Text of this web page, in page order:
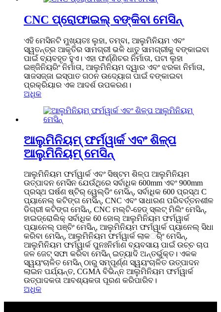
CNC ପ୍ରୋଫାଇଲ୍ ବଙ୍କିବା ମେସିନ୍
ଏହି ମେସିନଟି ମୁଖ୍ୟତଃ ଲୁହା, ତମ୍ବା, ଆଲୁମିନିୟମ ଏବଂ
ସ୍ୱତନ୍ତ୍ର ଆକୃତିର ସାମଗ୍ରୀ ଭଳି ଧାତୁ ସାମଗ୍ରୀକୁ ବଙ୍କାଇବା
ପାଇଁ ବ୍ୟବହୃତ ହୁଏ। ଏହା ଫର୍ଣ୍ଣିଚର ନିର୍ମାତା, ପଟା ଲୁହା
ଇଞ୍ଜିନିୟରିଂ ନିର୍ମାତା, ଆଲୁମିନିୟମ ଦ୍ୱାର ଏବଂ ଝରକା ନିର୍ମାତା,
ସାଜସଜ୍ଜା ଇସ୍ପାତ ଗଠନ ଉଦ୍ୟୋଗ ପାଇଁ ବଙ୍କାଇବା
ପ୍ରକ୍ରିୟାର ଏକ ଆଦର୍ଶ ଉପକରଣ।
ଅଧିକ
ଆଲୁମିନିୟମ୍ ଫର୍ମୱାର୍କ ଏବଂ ଶିଳ୍ପ
ଆଲୁମିନିୟମ୍ ମେସିନ୍
ଆଲୁମିନିୟମ ଫର୍ମୱାର୍କ ଏବଂ ସିଷ୍ଟମ ଶିଳ୍ପ ଆଲୁମିନିୟମ
ଉତ୍ପାଦନ ମେସିନ ଯେଉଁଥିରେ ସର୍ବାଧିକ 600mm ଏବଂ 900mm
ପ୍ରସ୍ଥ ଘର୍ଷଣ ଷ୍ଟିର୍ ୱେଲ୍ଡିଂ ମେସିନ୍, ସର୍ବାଧିକ 600 ପ୍ରସ୍ଥ C
ପ୍ୟାନେଲ୍ କଟିଙ୍ଗ ମେସିନ୍, CNC ଏବଂ ସାଧାରଣ ପରିବର୍ତ୍ତନଶୀଳ
ଡିଗ୍ରୀ କଟିଙ୍ଗ ମେସିନ୍, CNC ମଲ୍ଟି-ହେଡ୍ ସ୍ଲଟ୍ ମିଲିଂ ମେସିନ୍,
ହାଇଡ୍ରୋଲିକ୍ ସର୍ବାଧିକ 60 ହୋଲ୍ ଆଲୁମିନିୟମ ଫର୍ମୱାର୍କ
ପ୍ୟାନେଲ୍ ପଞ୍ଚିଂ ମେସିନ୍, ଆଲୁମିନିୟମ ଫର୍ମୱାର୍କ ପ୍ୟାନେଲ୍ ସିଧା
କରିବା ମେସିନ୍, ଆଲୁମିନିୟମ ଫର୍ମୱାର୍କ ଲାକର୍ିଂ ମେସିନ୍,
ଆଲୁମିନିୟମ ଫର୍ମୱାର୍କ ପୁନଃନିର୍ମାଣ ବ୍ୟବସାୟ ପାଇଁ ଉଚ୍ଚ ଚାପ
ଜଳ ଜେଟ୍ ସଫା କରିବା ମେସିନ୍ ଇତ୍ୟାଦି ଅନ୍ତର୍ଭୁକ୍ତ। ଏକକ
ସ୍ୱୟଂଚାଳିତ ମେସିନ୍ ଠାରୁ ସମ୍ପୂର୍ଣ୍ଣ ସ୍ୱୟଂଚାଳିତ ଉତ୍ପାଦନ
ଲାଇନ ପର୍ଯ୍ୟନ୍ତ, CGMA ବିଭିନ୍ନ ଆଲୁମିନିୟମ ଫର୍ମୱାର୍କ
ଉତ୍ପାଦକତା ଆବଶ୍ୟକତା ପୂରଣ କରିପାରିବ।
ଅଧିକ